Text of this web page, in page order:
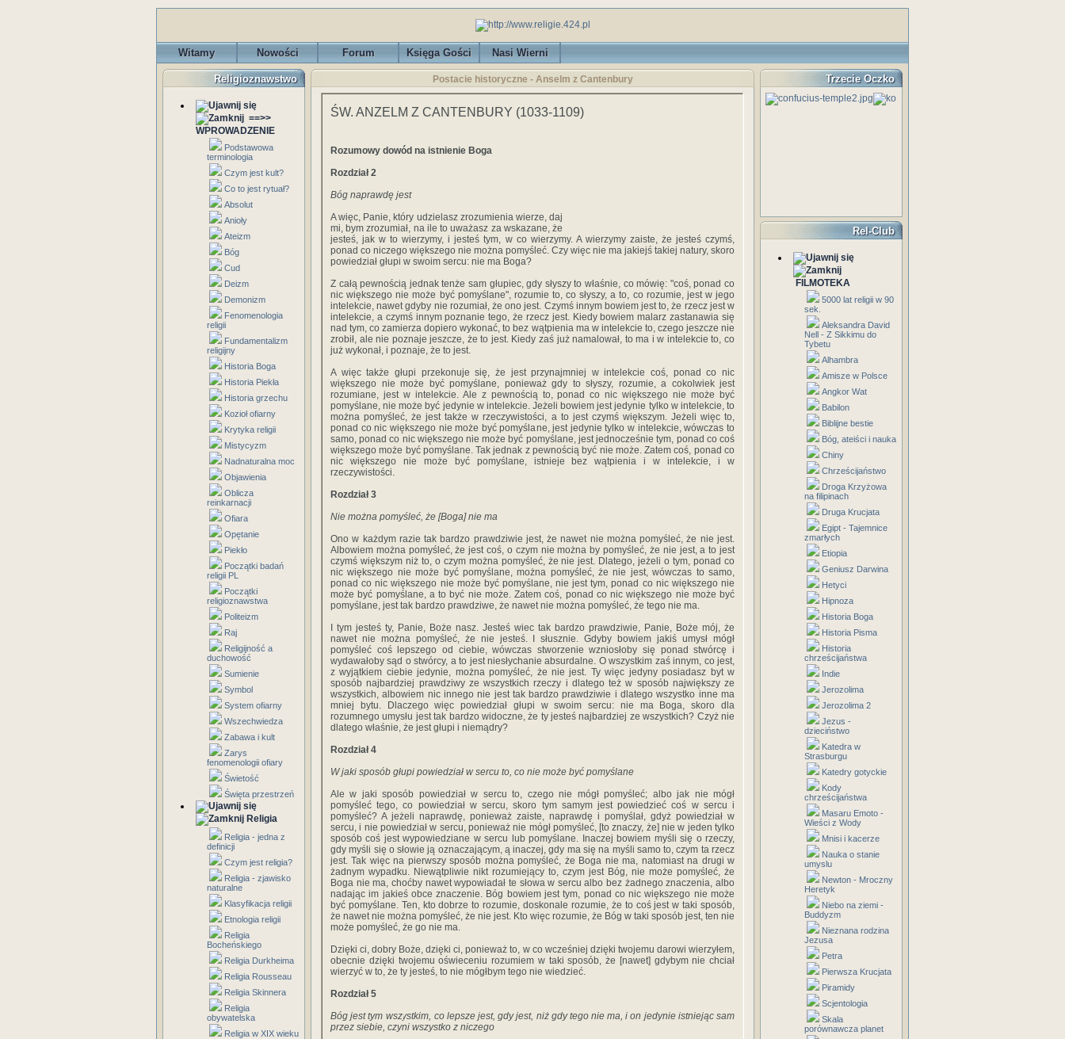
Witamy Nowości Forum Księga Gości Nasi Wierni
Religioznawstwo
==>>
WPROWADZENIE
Podstawowa
terminologia
Czym jest kult?
Co to jest rytuał?
Absolut
Anioły
Ateizm
Bóg
Cud
Deizm
Demonizm
Fenomenologia
religii
Fundamentalizm
religijny
Historia Boga
Historia Piekła
Historia grzechu
Kozioł ofiarny
Krytyka religii
Mistycyzm
Nadnaturalna moc
Objawienia
Oblicza
reinkarnacji
Ofiara
Opętanie
Piekło
Początki badań
religii PL
Początki
religioznawstwa
Politeizm
Raj
Religijność a
duchowość
Sumienie
Symbol
System ofiarny
Wszechwiedza
Zabawa i kult
Zarys
fenomenologii ofiary
Świetość
Święta przestrzeń
Religia
Religia - jedna z
definicji
Czym jest religia?
Religia - zjawisko
naturalne
Klasyfikacja religii
Etnologia religii
Religia
Bocheńskiego
Religia Durkheima
Religia Rousseau
Religia Skinnera
Religia
obywatelska
Religia w XIX wieku
Postacie historyczne - Anselm z Cantenbury
ŚW. ANZELM Z CANTENBURY (1033-1109)
Rozumowy dowód na istnienie Boga
Rozdział 2
Bóg naprawdę jest
A więc, Panie, który udzielasz zrozumienia wierze, daj
mi, bym zrozumiał, na ile to uważasz za wskazane, że
jesteś, jak w to wierzymy, i jesteś tym, w co wierzymy. A wierzymy zaiste, że jesteś czymś,
ponad co niczego większego nie można pomyśleć. Czy więc nie ma jakiejś takiej natury, skoro
powiedział głupi w swoim sercu: nie ma Boga?
Z całą pewnością jednak tenże sam głupiec, gdy słyszy to właśnie, co mówię: "coś, ponad co
nic większego nie może być pomyślane", rozumie to, co słyszy, a to, co rozumie, jest w jego
intelekcie, nawet gdyby nie rozumiał, że ono jest. Czymś innym bowiem jest to, że rzecz jest w
intelekcie, a czymś innym poznanie tego, że rzecz jest. Kiedy bowiem malarz zastanawia się
nad tym, co zamierza dopiero wykonać, to bez wątpienia ma w intelekcie to, czego jeszcze nie
zrobił, ale nie poznaje jeszcze, że to jest. Kiedy zaś już namalował, to ma i w intelekcie to, co
już wykonał, i poznaje, że to jest.
A więc także głupi przekonuje się, że jest przynajmniej w intelekcie coś, ponad co nic
większego nie może być pomyślane, ponieważ gdy to słyszy, rozumie, a cokolwiek jest
rozumiane, jest w intelekcie. Ale z pewnością to, ponad co nic większego nie może być
pomyślane, nie może być jedynie w intelekcie. Jeżeli bowiem jest jedynie tylko w intelekcie, to
można pomyśleć, że jest także w rzeczywistości, a to jest czymś większym. Jeżeli więc to,
ponad co nic większego nie może być pomyślane, jest jedynie tylko w intelekcie, wówczas to
samo, ponad co nic większego nie może być pomyślane, jest jednocześnie tym, ponad co coś
większego może być pomyślane. Tak jednak z pewnością być nie może. Zatem coś, ponad co
nic większego nie może być pomyślane, istnieje bez wątpienia i w intelekcie, i w
rzeczywistości.
Rozdział 3
Nie można pomyśleć, że [Boga] nie ma
Ono w każdym razie tak bardzo prawdziwie jest, że nawet nie można pomyśleć, że nie jest.
Albowiem można pomyśleć, że jest coś, o czym nie można by pomyśleć, że nie jest, a to jest
czymś większym niż to, o czym można pomyśleć, że nie jest. Dlatego, jeżeli o tym, ponad co
nic większego nie może być pomyślane, można pomyśleć, że nie jest, wówczas to samo,
ponad co nic większego nie może być pomyślane, nie jest tym, ponad co nic większego nie
może być pomyślane, a to być nie może. Zatem coś, ponad co nic większego nie może być
pomyślane, jest tak bardzo prawdziwe, że nawet nie można pomyśleć, że tego nie ma.
I tym jesteś ty, Panie, Boże nasz. Jesteś wiec tak bardzo prawdziwie, Panie, Boże mój, że
nawet nie można pomyśleć, że nie jesteś. I słusznie. Gdyby bowiem jakiś umysł mógł
pomyśleć coś lepszego od ciebie, wówczas stworzenie wzniosłoby się ponad stwórcę i
wydawałoby sąd o stwórcy, a to jest niesłychanie absurdalne. O wszystkim zaś innym, co jest,
z wyjątkiem ciebie jedynie, można pomyśleć, że nie jest. Ty więc jedyny posiadasz byt w
sposób najbardziej prawdziwy ze wszystkich rzeczy i dlatego też w sposób największy ze
wszystkich, albowiem nic innego nie jest tak bardzo prawdziwie i dlatego wszystko inne ma
mniej bytu. Dlaczego więc powiedział głupi w swoim sercu: nie ma Boga, skoro dla
rozumnego umysłu jest tak bardzo widoczne, że ty jesteś najbardziej ze wszystkich? Czyż nie
dlatego właśnie, że jest głupi i niemądry?
Rozdział 4
W jaki sposób głupi powiedział w sercu to, co nie może być pomyślane
Ale w jaki sposób powiedział w sercu to, czego nie mógł pomyśleć; albo jak nie mógł
pomyśleć tego, co powiedział w sercu, skoro tym samym jest powiedzieć coś w sercu i
pomyśleć? A jeżeli naprawdę, ponieważ zaiste, naprawdę i pomyślał, gdyż powiedział w
sercu, i nie powiedział w sercu, ponieważ nie mógł pomyśleć, [to znaczy, że] nie w jeden tylko
sposób coś jest wypowiedziane w sercu lub pomyślane. Inaczej bowiem myśli się o rzeczy,
gdy myśli się o słowie ją oznaczającym, ą inaczej, gdy ma się na myśli samo to, czym ta rzecz
jest. Tak więc na pierwszy sposób można pomyśleć, że Boga nie ma, natomiast na drugi w
żadnym wypadku. Niewątpliwie nikt rozumiejący to, czym jest Bóg, nie może pomyśleć, że
Boga nie ma, choćby nawet wypowiadał te słowa w sercu albo bez żadnego znaczenia, albo
nadając im jakieś obce znaczenie. Bóg bowiem jest tym, ponad co nic większego nie może
być pomyślane. Ten, kto dobrze to rozumie, doskonale rozumie, że to coś jest w taki sposób,
że nawet nie można pomyśleć, że nie jest. Kto więc rozumie, że Bóg w taki sposób jest, ten nie
może pomyśleć, że go nie ma.
Dzięki ci, dobry Boże, dzięki ci, ponieważ to, w co wcześniej dzięki twojemu darowi wierzyłem,
obecnie dzięki twojemu oświeceniu rozumiem w taki sposób, że [nawet] gdybym nie chciał
wierzyć w to, że ty jesteś, to nie mógłbym tego nie wiedzieć.
Rozdział 5
Bóg jest tym wszystkim, co lepsze jest, gdy jest, niż gdy tego nie ma, i on jedynie istniejąc sam
przez siebie, czyni wszystko z niczego
Trzecie Oczko
Rel-Club
FILMOTEKA
5000 lat religii w 90
sek.
Aleksandra David
Nell - Z Sikkimu do
Tybetu
Alhambra
Amisze w Polsce
Angkor Wat
Babilon
Biblijne bestie
Bóg, ateiści i nauka
Chiny
Chrześcijaństwo
Droga Krzyżowa
na filipinach
Druga Krucjata
Egipt - Tajemnice
zmarłych
Etiopia
Geniusz Darwina
Hetyci
Hipnoza
Historia Boga
Historia Pisma
Historia
chrześcijaństwa
Indie
Jerozolima
Jerozolima 2
Jezus -
dzieciństwo
Katedra w
Strasburgu
Katedry gotyckie
Kody
chrześcijaństwa
Masaru Emoto -
Wieści z Wody
Mnisi i kacerze
Nauka o stanie
umyslu
Newton - Mroczny
Heretyk
Niebo na ziemi -
Buddyzm
Nieznana rodzina
Jezusa
Petra
Pierwsza Krucjata
Piramidy
Scjentologia
Skala
porównawcza planet